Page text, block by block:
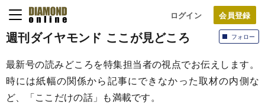
ログイン
フォロー
週刊ダイヤモンド ここが見どころ
最新号の読みどころを特集担当者の視点でお伝えします。
時には紙幅の関係から記事にできなかった取材の内側な
ど、「ここだけの話」も満載です。